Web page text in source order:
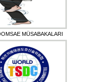
MÜSABAKALARI